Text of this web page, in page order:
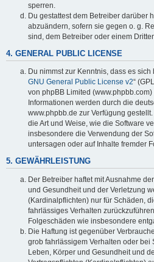
sperren.
Du gestattest dem Betreiber darüber
abzuändern, sofern sie gegen o. g.
sind, dem Betreiber oder einem
4. GENERAL PUBLIC LICENSE
Du nimmst zur Kenntnis, dass es
GNU General Public License v2“
von phpBB Limited
Informationen werden durch die
www.phpbb.de zur Verfügung
die Art und Weise, wie die Software
insbesondere die Verwendung der
untersagen oder auf Inhalte fremder
5. GEWÄHRLEISTUNG
Der Betreiber haftet mit Ausnahme
und Gesundheit und der Verletzung
(Kardinalpflichten) nur für Schäden,
fahrlässiges Verhalten
Folgeschäden wie insbesondere
Die Haftung ist gegenüber
grob fahrlässigem Verhalten oder bei
Leben, Körper und Gesundheit und